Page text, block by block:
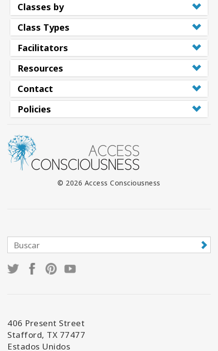
Classes by
Class Types
Facilitators
Resources
Contact
Policies
© 2026 Access Consciousness
406 Present Street
Stafford, TX 77477
Estados Unidos